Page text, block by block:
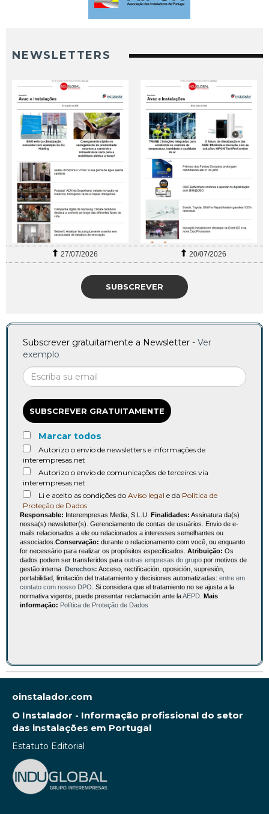
NEWSLETTERS
27/07/2026 20/07/2026
SUBSCREVER
Subscrever gratuitamente a Newsletter - Ver
exemplo
SUBSCREVER GRATUITAMENTE
Marcar todos
Autorizo o envio de newsletters e informações de
interempresas.net
Autorizo o envio de comunicações de terceiros via
interempresas.net
Li e aceito as condições do Aviso legal e da Política de
Proteção de Dados
Responsable: Interempresas Media, S.L.U. Finalidades: Assinatura da(s)
nossa(s) newsletter(s). Gerenciamento de contas de usuários. Envio de e-
mails relacionados a ele ou relacionados a interesses semelhantes ou
associados. Conservação: durante o relacionamento com você, ou enquanto
for necessário para realizar os propósitos especificados. Atribuição: Os
dados podem ser transferidos para outras empresas do grupo por motivos de
gestão interna. Derechos: Acceso, rectificación, oposición, supresión,
portabilidad, limitación del tratatamiento y decisiones automatizadas: entre em
contato com nosso DPO . Si considera que el tratamiento no se ajusta a la
normativa vigente, puede presentar reclamación ante laAEPD Mais
informação: Política de Proteção de Dados
oinstalador.com
O Instalador - Informação profissional do setor
das instalações em Portugal
Estatuto Editorial